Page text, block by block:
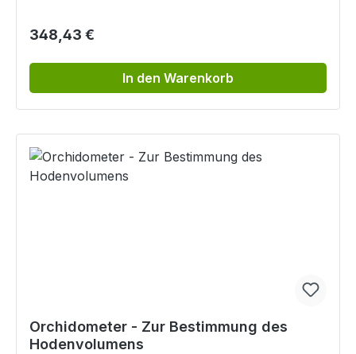
Regulärer Preis:
348,43 €
In den Warenkorb
Orchidometer - Zur Bestimmung des
Hodenvolumens